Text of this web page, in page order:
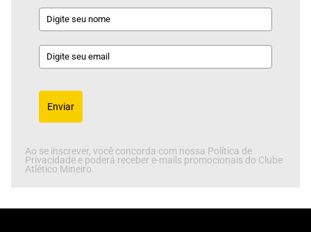
Enviar
Ao se inscrever, você concorda com nossa Política de
Privacidade e poderá receber e-mails promocionais do Clube
Atlético Mineiro.